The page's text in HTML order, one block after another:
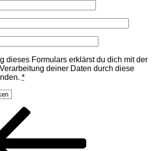
dieses Formulars erklärst du dich mit der
deiner Daten durch diese
*